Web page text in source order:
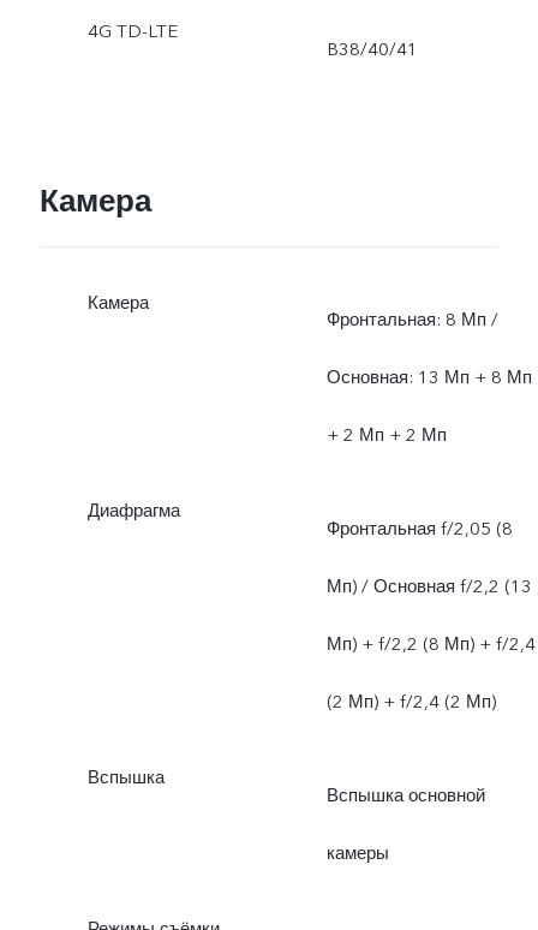
4G TD-LTE
B38/40/41
Камера
Камера
Фронтальная: 8 Мп /
Основная: 13 Мп + 8 Мп
+ 2 Мп + 2 Мп
Диафрагма
Фронтальная f/2,05 (8
Мп) / Основная f/2,2 (13
Мп) + f/2,2 (8 Мп) + f/2,4
(2 Мп) + f/2,4 (2 Мп)
Вспышка
Вспышка основной
камеры